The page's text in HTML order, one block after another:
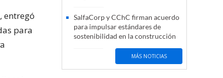
entregó
para
SalfaCorp y CChC firman acuerdo
para impulsar estándares de
sostenibilidad en la construcción
MÁS NOTICIAS